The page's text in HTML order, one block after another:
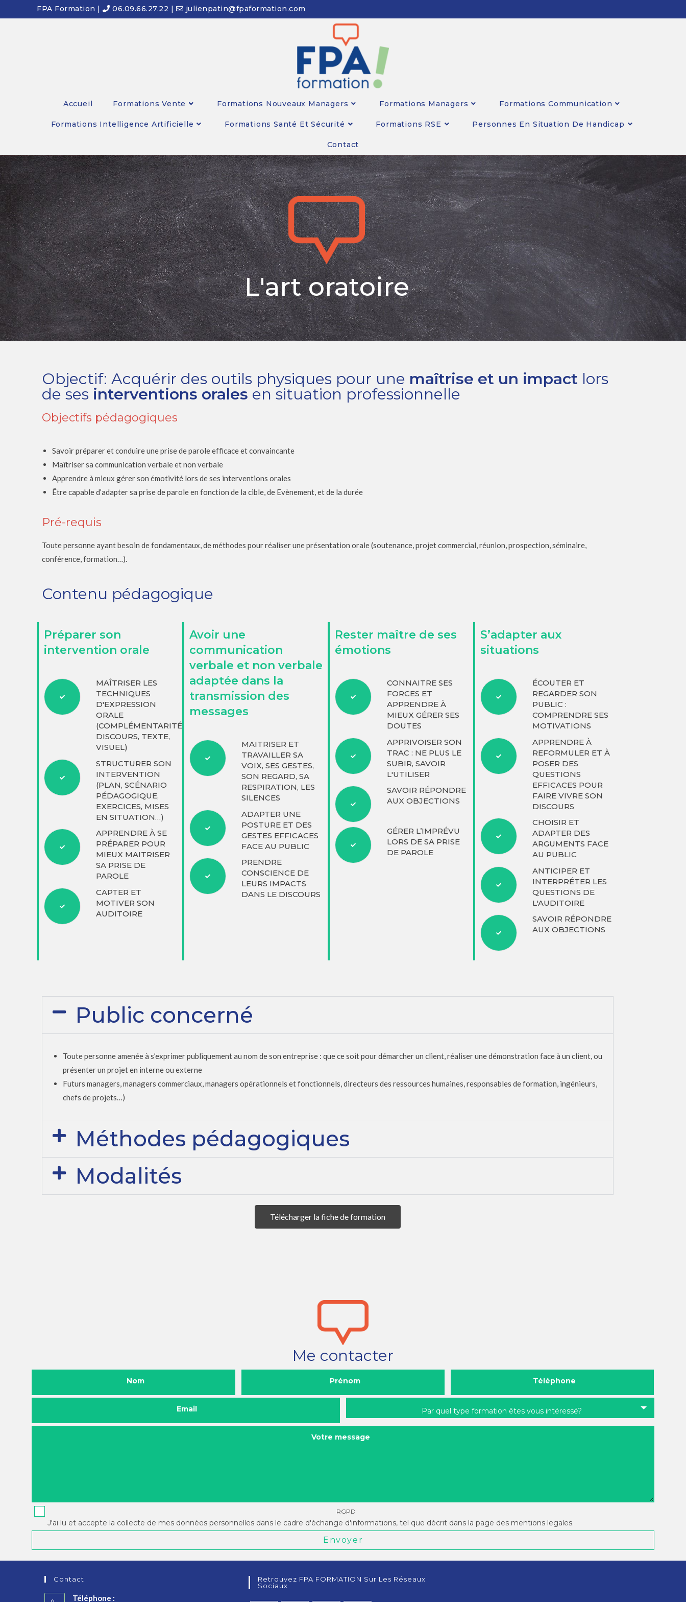
FPA Formation | 06.09.66.27.22 | julienpatin@fpaformation.com
Accueil Formations Vente Formations Nouveaux Managers Formations Managers Formations Communication
Formations Intelligence Artificielle Formations Santé Et Sécurité Formations RSE Personnes En Situation De Handicap
Contact
L'art oratoire
Objectif: Acquérir des outils physiques pour une maîtrise et un impact lors
de ses interventions orales en situation professionnelle
Objectifs pédagogiques
Savoir préparer et conduire une prise de parole efficace et convaincante
Maîtriser sa communication verbale et non verbale
Apprendre à mieux gérer son émotivité lors de ses interventions orales
Être capable d’adapter sa prise de parole en fonction de la cible, de Evènement, et de la durée
Pré-requis
Toute personne ayant besoin de fondamentaux, de méthodes pour réaliser une présentation orale (soutenance, projet commercial, réunion, prospection, séminaire,
conférence, formation…).
Contenu pédagogique
Préparer son
intervention orale
MAÎTRISER LES
TECHNIQUES
D'EXPRESSION
ORALE
(COMPLÉMENTARITÉ
DISCOURS, TEXTE,
VISUEL)
STRUCTURER SON
INTERVENTION
(PLAN, SCÉNARIO
PÉDAGOGIQUE,
EXERCICES, MISES
EN SITUATION…)
APPRENDRE À SE
PRÉPARER POUR
MIEUX MAITRISER
SA PRISE DE
PAROLE
CAPTER ET
MOTIVER SON
AUDITOIRE
Avoir une
communication
verbale et non verbale
adaptée dans la
transmission des
messages
MAITRISER ET
TRAVAILLER SA
VOIX, SES GESTES,
SON REGARD, SA
RESPIRATION, LES
SILENCES
ADAPTER UNE
POSTURE ET DES
GESTES EFFICACES
FACE AU PUBLIC
PRENDRE
CONSCIENCE DE
LEURS IMPACTS
DANS LE DISCOURS
Rester maître de ses
émotions
CONNAITRE SES
FORCES ET
APPRENDRE À
MIEUX GÉRER SES
DOUTES
APPRIVOISER SON
TRAC : NE PLUS LE
SUBIR, SAVOIR
L'UTILISER
SAVOIR RÉPONDRE
AUX OBJECTIONS
GÉRER L’IMPRÉVU
LORS DE SA PRISE
DE PAROLE
S’adapter aux
situations
ÉCOUTER ET
REGARDER SON
PUBLIC :
COMPRENDRE SES
MOTIVATIONS
APPRENDRE À
REFORMULER ET À
POSER DES
QUESTIONS
EFFICACES POUR
FAIRE VIVRE SON
DISCOURS
CHOISIR ET
ADAPTER DES
ARGUMENTS FACE
AU PUBLIC
ANTICIPER ET
INTERPRÉTER LES
QUESTIONS DE
L'AUDITOIRE
SAVOIR RÉPONDRE
AUX OBJECTIONS
Public concerné
Toute personne amenée à s’exprimer publiquement au nom de son entreprise : que ce soit pour démarcher un client, réaliser une démonstration face à un client, ou
présenter un projet en interne ou externe
Futurs managers, managers commerciaux, managers opérationnels et fonctionnels, directeurs des ressources humaines, responsables de formation, ingénieurs,
chefs de projets…)
Méthodes pédagogiques
Modalités
Télécharger la fiche de formation
Me contacter
Nom Prénom Téléphone
Email Par quel type formation êtes vous intéressé?
Votre message
RGPD
J'ai lu et accepte la collecte de mes données personnelles dans le cadre d'échange d'informations, tel que décrit dans la page des mentions legales.
Envoyer
Contact
Téléphone :
Retrouvez FPA FORMATION Sur Les Réseaux
Sociaux